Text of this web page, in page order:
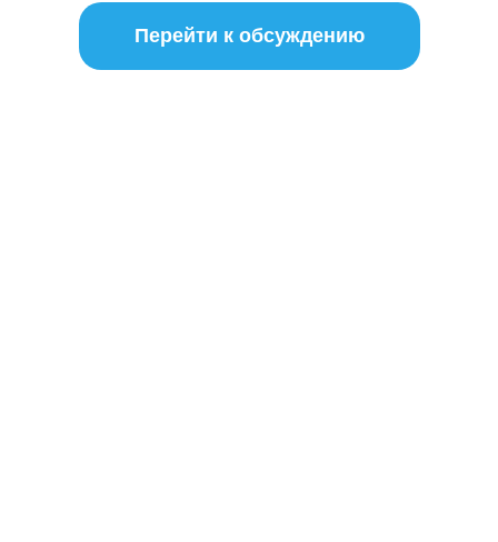
Перейти к обсуждению